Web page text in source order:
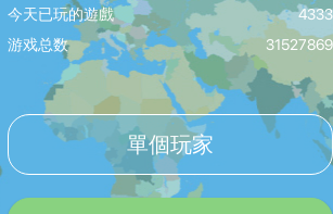
今天已玩的遊戲
4333
游戏总数
31527869
單個玩家